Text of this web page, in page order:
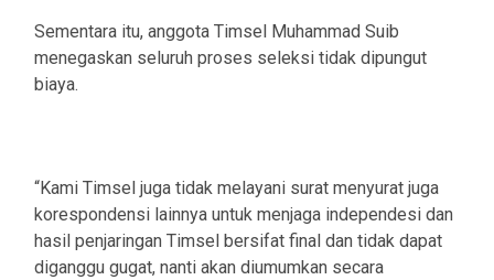
Sementara itu, anggota Timsel Muhammad Suib
menegaskan seluruh proses seleksi tidak dipungut
biaya.
“Kami Timsel juga tidak melayani surat menyurat juga
korespondensi lainnya untuk menjaga independesi dan
hasil penjaringan Timsel bersifat final dan tidak dapat
diganggu gugat, nanti akan diumumkan secara